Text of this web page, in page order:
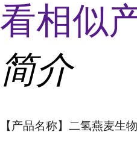
看相似
简介
【产品名称】二氢燕麦生